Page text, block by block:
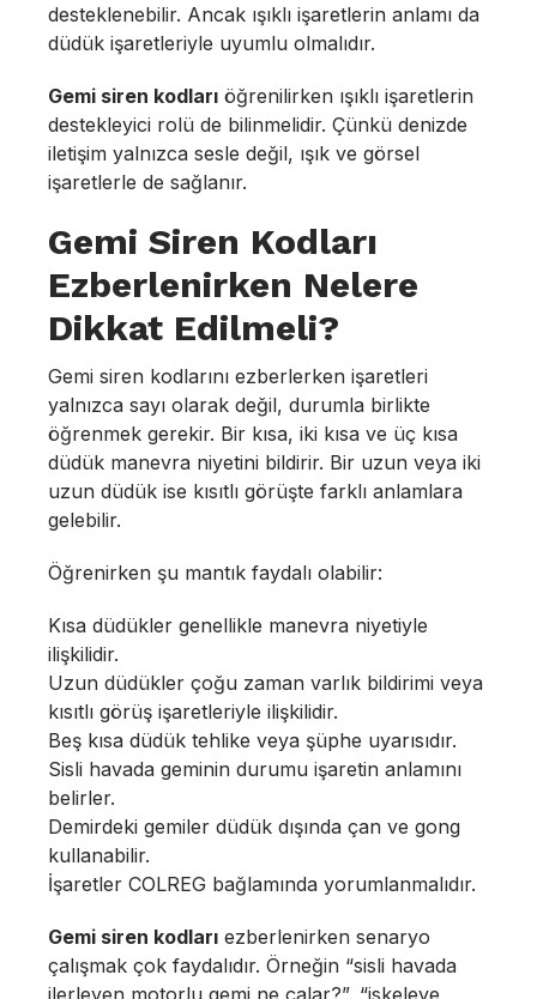
desteklenebilir. Ancak ışıklı işaretlerin anlamı da
düdük işaretleriyle uyumlu olmalıdır.
Gemi siren kodları öğrenilirken ışıklı işaretlerin
destekleyici rolü de bilinmelidir. Çünkü denizde
iletişim yalnızca sesle değil, ışık ve görsel
işaretlerle de sağlanır.
Gemi Siren Kodları
Ezberlenirken Nelere
Dikkat Edilmeli?
Gemi siren kodlarını ezberlerken işaretleri
yalnızca sayı olarak değil, durumla birlikte
öğrenmek gerekir. Bir kısa, iki kısa ve üç kısa
düdük manevra niyetini bildirir. Bir uzun veya iki
uzun düdük ise kısıtlı görüşte farklı anlamlara
gelebilir.
Öğrenirken şu mantık faydalı olabilir:
Kısa düdükler genellikle manevra niyetiyle
ilişkilidir.
Uzun düdükler çoğu zaman varlık bildirimi veya
kısıtlı görüş işaretleriyle ilişkilidir.
Beş kısa düdük tehlike veya şüphe uyarısıdır.
Sisli havada geminin durumu işaretin anlamını
belirler.
Demirdeki gemiler düdük dışında çan ve gong
kullanabilir.
İşaretler COLREG bağlamında yorumlanmalıdır.
Gemi siren kodları ezberlenirken senaryo
çalışmak çok faydalıdır. Örneğin “sisli havada
ilerleyen motorlu gemi ne çalar?”, “iskeleye